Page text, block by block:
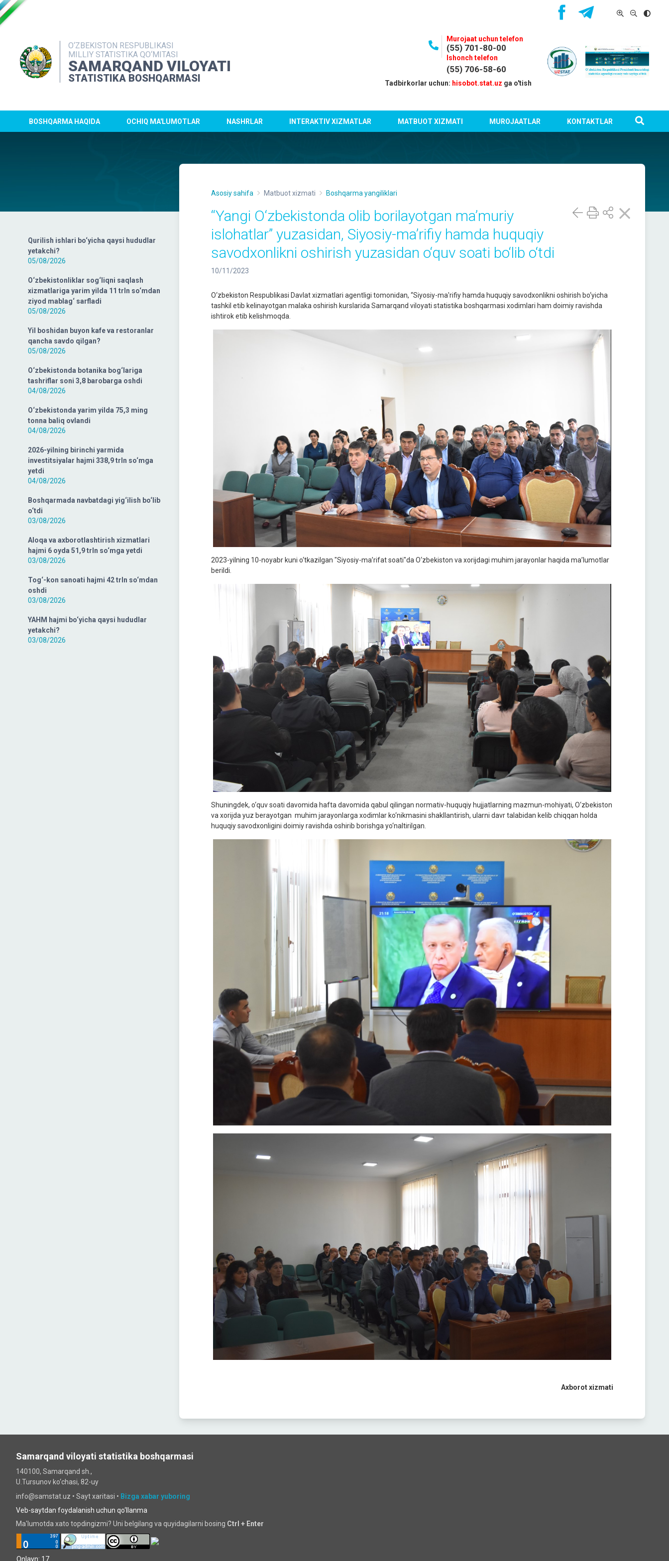
O‘ZBEKISTON RESPUBLIKASI
MILLIY STATISTIKA QO‘MITASI
SAMARQAND VILOYATI
STATISTIKA BOSHQARMASI
Murojaat uchun telefon
(55) 701-80-00
Ishonch telefon
(55) 706-58-60
Tadbirkorlar uchun: hisobot.stat.uz ga o'tish
BOSHQARMA HAQIDA OCHIQ MA'LUMOTLAR NASHRLAR INTERAKTIV XIZMATLAR MATBUOT XIZMATI MUROJAATLAR KONTAKTLAR
Qurilish ishlari bo‘yicha qaysi hududlar
yetakchi?
05/08/2026
O‘zbekistonliklar sog‘liqni saqlash
xizmatlariga yarim yilda 11 trln so‘mdan
ziyod mablag‘ sarfladi
05/08/2026
Yil boshidan buyon kafe va restoranlar
qancha savdo qilgan?
05/08/2026
O‘zbekistonda botanika bog‘lariga
tashriflar soni 3,8 barobarga oshdi
04/08/2026
O‘zbekistonda yarim yilda 75,3 ming
tonna baliq ovlandi
04/08/2026
2026-yilning birinchi yarmida
investitsiyalar hajmi 338,9 trln so‘mga
yetdi
04/08/2026
Boshqarmada navbatdagi yig‘ilish bo‘lib
o‘tdi
03/08/2026
Aloqa va axborotlashtirish xizmatlari
hajmi 6 oyda 51,9 trln so‘mga yetdi
03/08/2026
Tog‘-kon sanoati hajmi 42 trln so‘mdan
oshdi
03/08/2026
YAHM hajmi bo‘yicha qaysi hududlar
yetakchi?
03/08/2026
Asosiy sahifa Matbuot xizmati Boshqarma yangiliklari
“Yangi O‘zbekistonda olib borilayotgan ma’muriy
islohatlar” yuzasidan, Siyosiy-ma’rifiy hamda huquqiy
savodxonlikni oshirish yuzasidan o‘quv soati bo‘lib o‘tdi
10/11/2023
O‘zbekiston Respublikasi Davlat xizmatlari agentligi tomonidan, “Siyosiy-ma'rifiy hamda huquqiy savodxonlikni oshirish bo‘yicha
tashkil etib kelinayotgan malaka oshirish kurslarida Samarqand viloyati statistika boshqarmasi xodimlari ham doimiy ravishda
ishtirok etib kelishmoqda.
2023-yilning 10-noyabr kuni o‘tkazilgan "Siyosiy-maʼrifat soati"da O‘zbekiston va xorijdagi muhim jarayonlar haqida ma’lumotlar
berildi.
Shuningdek, o‘quv soati davomida hafta davomida qabul qilingan normativ-huquqiy hujjatlarning mazmun-mohiyati, O‘zbekiston
va xorijda yuz berayotgan muhim jarayonlarga xodimlar ko‘nikmasini shakllantirish, ularni davr talabidan kelib chiqqan holda
huquqiy savodxonligini doimiy ravishda oshirib borishga yo‘naltirilgan.
Axborot xizmati
Samarqand viloyati statistika boshqarmasi
140100, Samarqand sh.,
U.Tursunov ko‘chаsi, 82-uy
info@samstat.uz • Sayt xaritasi • Bizga xabar yuboring
Veb-saytdan foydalanish uchun qo‘llanma
Ma'lumotda xato topdingizmi? Uni belgilang va quyidagilarni bosing Ctrl + Enter
Onlayn: 17